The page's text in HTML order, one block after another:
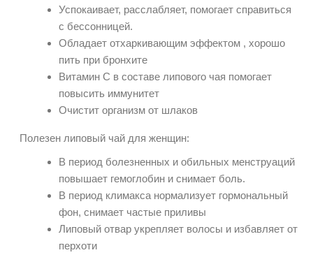
Успокаивает, расслабляет, помогает справиться
с бессонницей.
Обладает отхаркивающим эффектом , хорошо
пить при бронхите
Витамин С в составе липового чая помогает
повысить иммунитет
Очистит организм от шлаков
Полезен липовый чай для женщин:
В период болезненных и обильных менструаций
повышает гемоглобин и снимает боль.
В период климакса нормализует гормональный
фон, снимает частые приливы
Липовый отвар укрепляет волосы и избавляет от
перхоти